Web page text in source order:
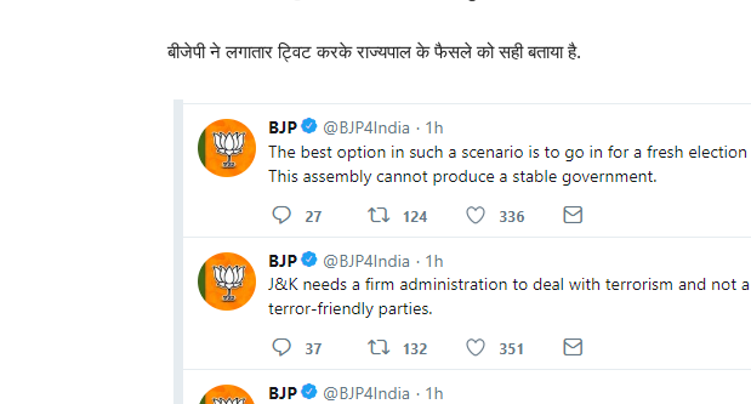
बीजेपी ने लगातार ट्विट करके राज्यपाल के फैसले को सही बताया है.